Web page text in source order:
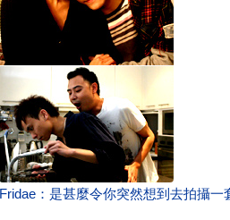
Fridae：是甚麼令你突然想到去拍攝一